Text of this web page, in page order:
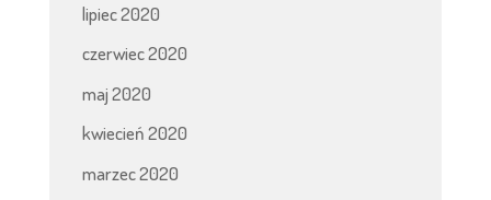
lipiec 2020
czerwiec 2020
maj 2020
kwiecień 2020
marzec 2020